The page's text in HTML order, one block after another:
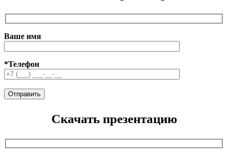
Ваше имя
*Телефон
Скачать презентацию